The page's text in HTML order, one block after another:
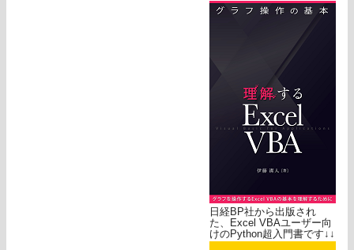
日経BP社から出版され
た、Excel VBAユーザー向
けのPython超入門書です↓↓